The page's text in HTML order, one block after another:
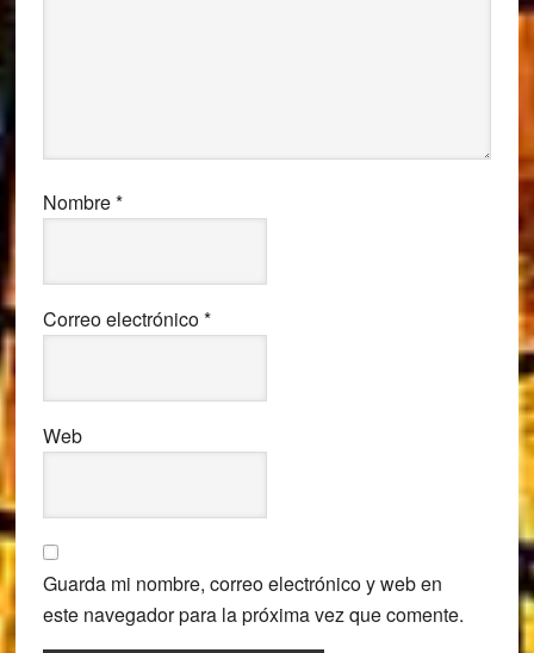
Nombre*
Correo electrónico*
Web
Guarda mi nombre, correo electrónico y web en
este navegador para la próxima vez que comente.